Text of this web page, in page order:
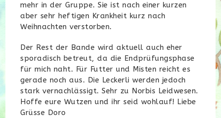
mehr in der Gruppe. Sie ist nach einer kurzen
aber sehr heftigen Krankheit kurz nach
Weihnachten verstorben.
Der Rest der Bande wird aktuell auch eher
sporadisch betreut, da die Endprüfungsphase
für mich naht. Für Futter und Misten reicht es
gerade noch aus. Die Leckerli werden jedoch
stark vernachlässigt. Sehr zu Norbis Leidwesen.
Hoffe eure Wutzen und ihr seid wohlauf! Liebe
Grüsse Doro